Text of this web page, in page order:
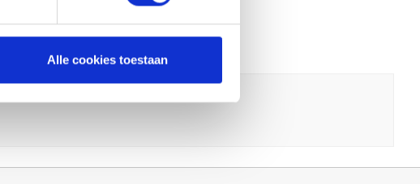
Alle cookies toestaan
of meer.